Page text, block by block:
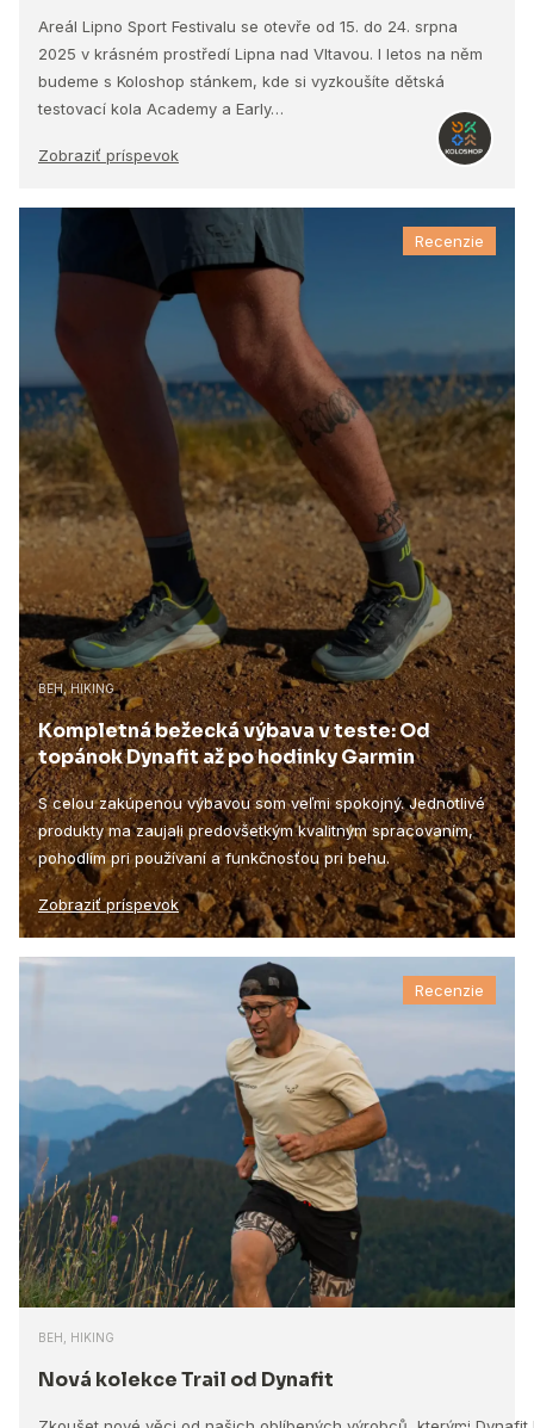
Areál Lipno Sport Festivalu se otevře od 15. do 24. srpna
2025 v krásném prostředí Lipna nad Vltavou. I letos na něm
budeme s Koloshop stánkem, kde si vyzkoušíte dětská
testovací kola Academy a Early…
Zobraziť príspevok
Recenzie
BEH, HIKING
Kompletná bežecká výbava v teste: Od
topánok Dynafit až po hodinky Garmin
S celou zakúpenou výbavou som veľmi spokojný. Jednotlivé
produkty ma zaujali predovšetkým kvalitným spracovaním,
pohodlím pri používaní a funkčnosťou pri behu.
Zobraziť príspevok
Recenzie
BEH, HIKING
Nová kolekce Trail od Dynafit